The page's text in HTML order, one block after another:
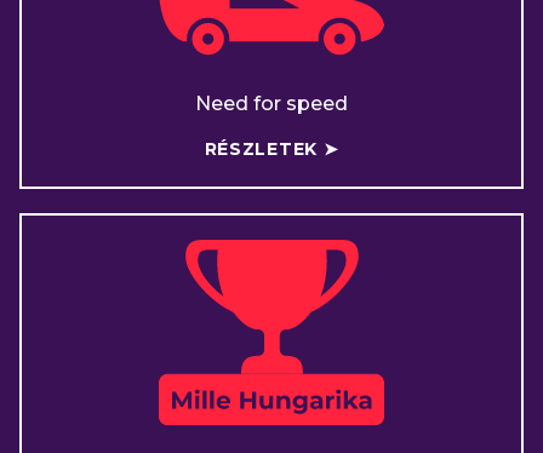
Need for speed
RÉSZLETEK ➤